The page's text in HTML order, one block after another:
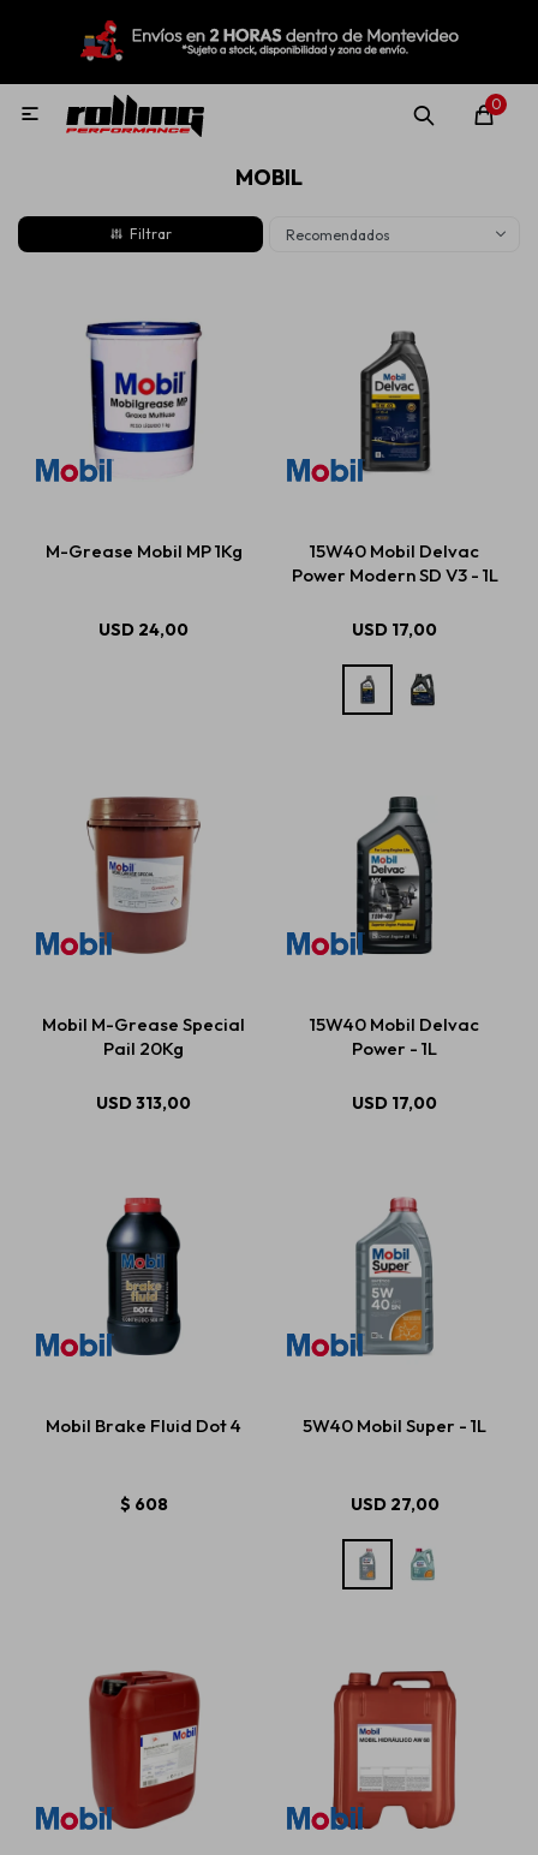
0

MOBIL
Recomendados
M-Grease Mobil MP 1Kg
USD 24,00
15W40 Mobil Delvac
Power Modern SD V3 - 1L
USD 17,00
Mobil M-Grease Special
Pail 20Kg
USD313,00
15W40 Mobil Delvac
Power - 1L
USD 17,00
Mobil Brake Fluid Dot 4
$ 608
5W40 Mobil Super - 1L
USD 27,00
MI CUENTA
Nuevo! Rolling Repuestos
Lubricantes
Aditivos
Estética automotriz
Repuestos
Servicios